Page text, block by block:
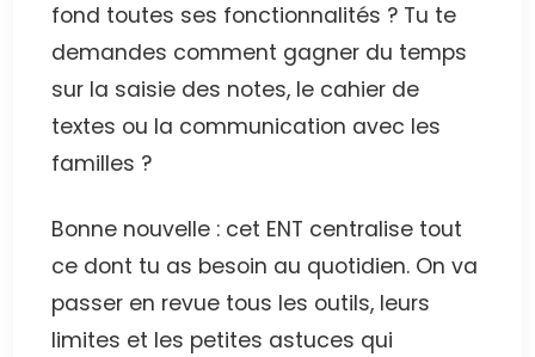
fond toutes ses fonctionnalités ? Tu te
demandes comment gagner du temps
sur la saisie des notes, le cahier de
textes ou la communication avec les
familles ?
Bonne nouvelle : cet ENT centralise tout
ce dont tu as besoin au quotidien. On va
passer en revue tous les outils, leurs
limites et les petites astuces qui